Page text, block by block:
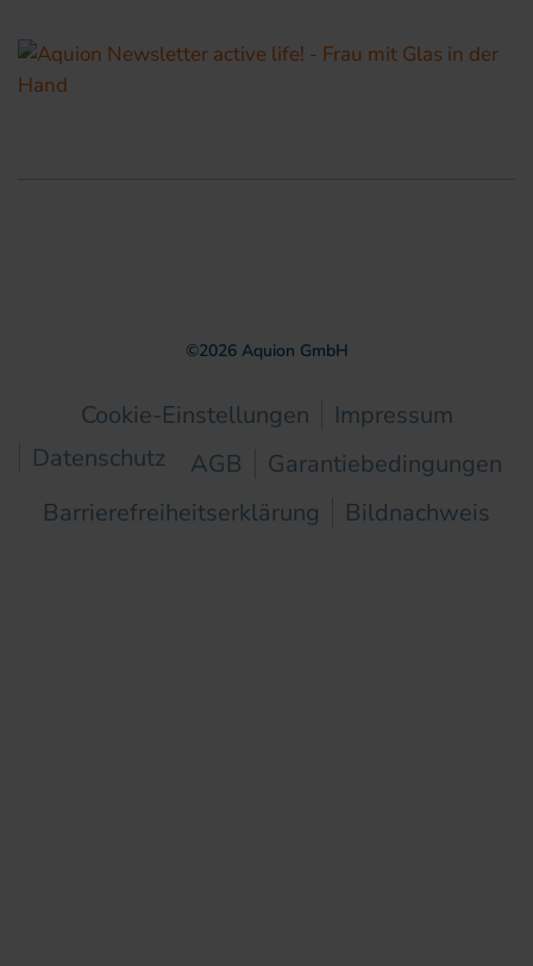
©2026Aquion GmbH
Cookie-Einstellungen
Impressum
Datenschutz
AGB
Garantiebedingungen
Barrierefreiheitserklärung
Bildnachweis